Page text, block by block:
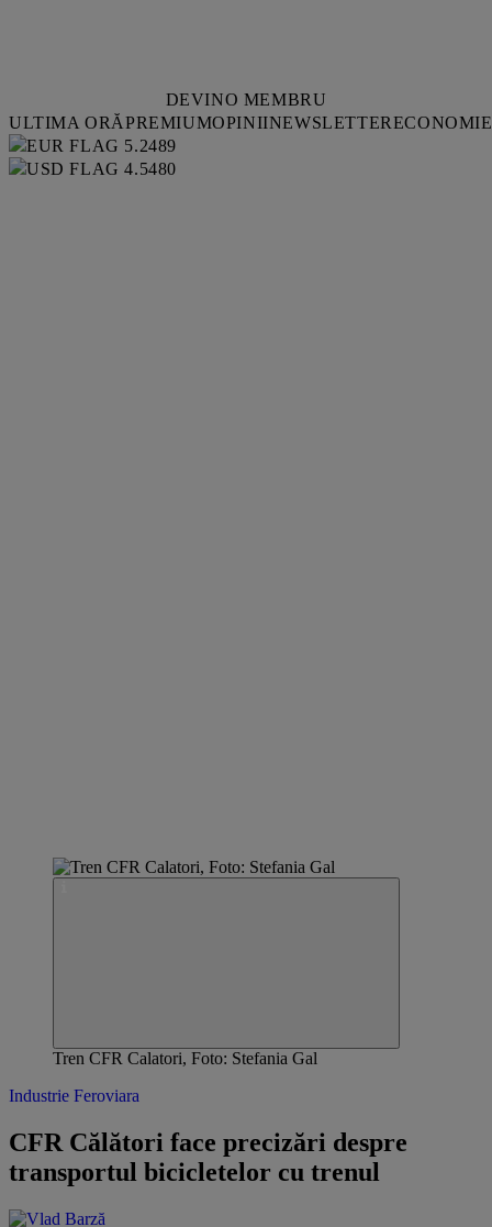
DEVINO MEMBRU
ULTIMA ORĂPREMIUMOPINIINEWSLETTERECONOMIE
5.2489
4.5480
Tren CFR Calatori, Foto: Stefania Gal
Industrie Feroviara
CFR Călători face precizări despre
transportul bicicletelor cu trenul